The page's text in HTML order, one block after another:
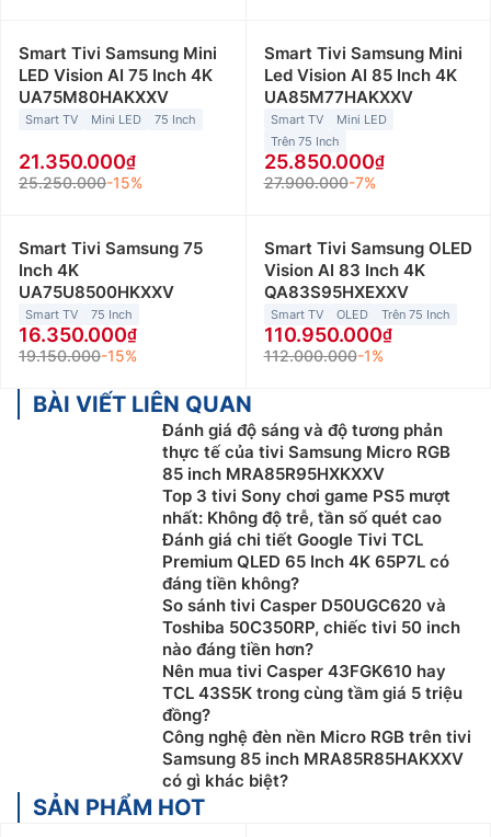
Smart Tivi Samsung Mini
LED Vision AI 75 Inch 4K
UA75M80HAKXXV
Smart TV Mini LED 75 Inch
21.350.000
25.250.000-15%
Smart Tivi Samsung Mini
Led Vision AI 85 Inch 4K
UA85M77HAKXXV
Smart TV
Mini LED
Trên 75 Inch
25.850.000
27.900.000-7%
Smart Tivi Samsung 75
Inch 4K
UA75U8500HKXXV
Smart TV 75 Inch
16.350.000
19.150.000-15%
Smart Tivi Samsung OLED
Vision AI 83 Inch 4K
QA83S95HXEXXV
Smart TV OLED Trên 75 Inch
110.950.000
112.000.000-1%
BÀI VIẾT LIÊN QUAN
Đánh giá độ sáng và độ tương phản
thực tế của tivi Samsung Micro RGB
85 inch MRA85R95HXKXXV
Top 3 tivi Sony chơi game PS5 mượt
nhất: Không độ trễ, tần số quét cao
Đánh giá chi tiết Google Tivi TCL
Premium QLED 65 Inch 4K 65P7L có
đáng tiền không?
So sánh tivi Casper D50UGC620 và
Toshiba 50C350RP, chiếc tivi 50 inch
nào đáng tiền hơn?
Nên mua tivi Casper 43FGK610 hay
TCL 43S5K trong cùng tầm giá 5 triệu
đồng?
Công nghệ đèn nền Micro RGB trên tivi
Samsung 85 inch MRA85R85HAKXXV
có gì khác biệt?
SẢN PHẨM HOT